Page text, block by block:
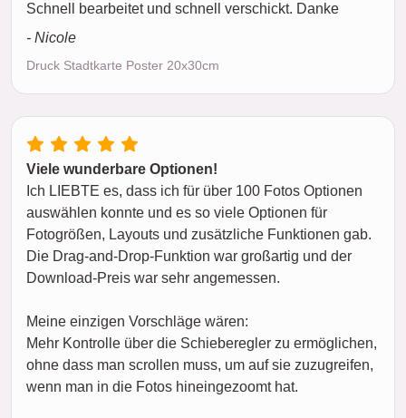
Schnell bearbeitet und schnell verschickt. Danke
- Nicole
Druck Stadtkarte Poster 20x30cm
Viele wunderbare Optionen!
Ich LIEBTE es, dass ich für über 100 Fotos Optionen
auswählen konnte und es so viele Optionen für
Fotogrößen, Layouts und zusätzliche Funktionen gab.
Die Drag-and-Drop-Funktion war großartig und der
Download-Preis war sehr angemessen.
Meine einzigen Vorschläge wären:
Mehr Kontrolle über die Schieberegler zu ermöglichen,
ohne dass man scrollen muss, um auf sie zuzugreifen,
wenn man in die Fotos hineingezoomt hat.